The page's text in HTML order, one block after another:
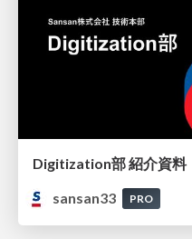
Digitization部 紹介資料
sansan33
PRO